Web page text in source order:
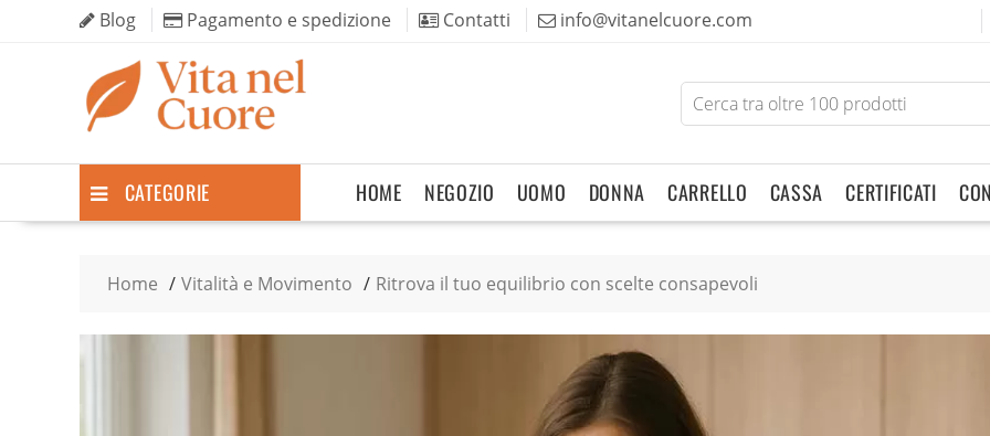
Blog Pagamento e spedizione Contatti info@vitanelcuore.com
Search
for
CATEGORIE HOME NEGOZIO UOMO DONNA CARRELLO CASSA CERTIFICATI
Home Vitalità e Movimento Ritrova il tuo equilibrio con scelte consapevoli